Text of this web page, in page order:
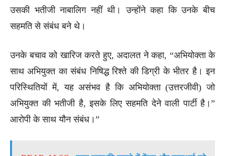
उसकी भतीजी नाबालिग नहीं थी। उन्होंने कहा कि उनके बीच
सहमति से संबंध बने थे।
उनके बचाव को खारिज करते हुए, अदालत ने कहा, “अभियोक्ता के
साथ अभियुक्त का संबंध निषिद्ध रिश्ते की डिग्री के भीतर है। इन
परिस्थितियों में, यह असंभव है कि अभियोक्ता (उत्तरजीवी) जो
अभियुक्त की भतीजी है, इसके लिए सहमति देने वाली पार्टी है।”
आरोपी के साथ यौन संबंध।”